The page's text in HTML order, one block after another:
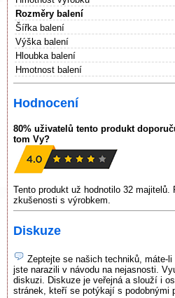
Rozměry balení
Šířka balení
Výška balení
Hloubka balení
Hmotnost balení
Hodnocení
80% uživatelů tento produkt
tom Vy?
Tento produkt už hodnotilo 32 majitelů.
zkušenosti s výrobkem.
Diskuze
Zeptejte se našich techniků, máte-
jste narazili v návodu na nejasnosti.
diskuzi. Diskuze je veřejná a slouží i
stránek, kteří se potýkají s podobnými